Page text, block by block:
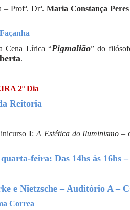
– Profª. Drª.Maria Constança
Cena Lírica “Pigmalião” do
.
2º Dia
Reitoria
I:A Estética do Iluminismo –
feira: Das 14hs às 16hs –
e Nietzsche – Auditório A –
Correa